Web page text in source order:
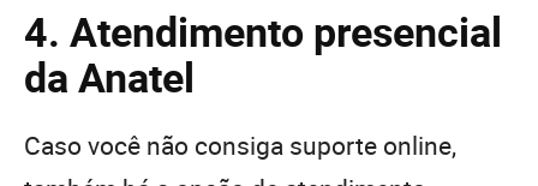
4. Atendimento presencial
da Anatel
Caso você não consiga suporte online,